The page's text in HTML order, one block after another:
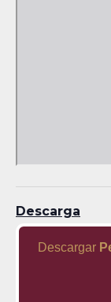
Descarga
Descargar